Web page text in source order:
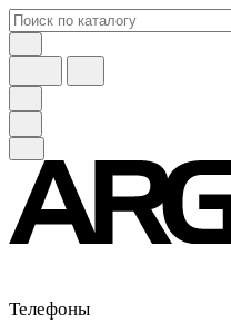
Телефоны